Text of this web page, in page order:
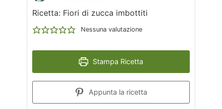
Ricetta: Fiori di zucca imbottiti
Nessuna valutazione
Stampa Ricetta
Appunta la ricetta